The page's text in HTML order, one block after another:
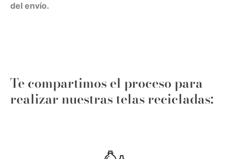
del envío.
Te compartimos el proceso para
realizar nuestras telas recicladas: